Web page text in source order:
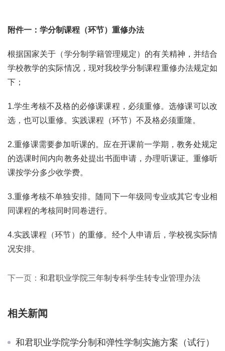
附件一：学分制课程（环节）重修办法
根据国家关于（学分制学籍管理规定）的有关精神，并结合
学校教学的实际情况，现对我校学分制课程重修办法规定如
下；
1.学生考核不及格的必修课课程，必须重修。选修课可以改
选，也可以重修。实践课程（环节）不及格必须重隆。
2.重修课需要参加听课的。应在开课前一学期，教务处规定
的选课时间内向教务处提出书面申请，办理听课证。重修听
课按学分多少收学费。
3.重修考核不单独安排。随同下一年级同专业或其它专业相
同课程的考核同时同卷进行。
4.实践课程（环节）的重修。经个人申请后，学校视实际情
况安排。
下一页： 和君职业学院三年制专科学生转专业管理办法
相关新闻
和君职业学院学分制和弹性学制实施方案（试行）